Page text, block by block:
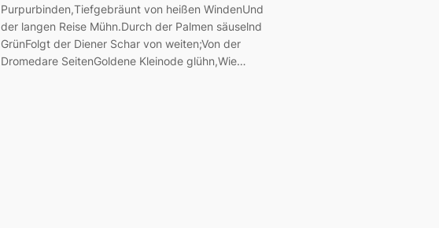
Purpurbinden,Tiefgebräunt von heißen WindenUnd
der langen Reise Mühn.Durch der Palmen säuselnd
GrünFolgt der Diener Schar von weiten;Von der
Dromedare SeitenGoldene Kleinode glühn,Wie…